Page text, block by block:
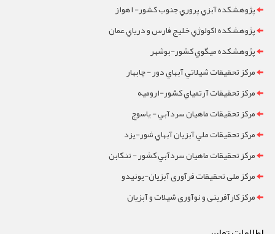
پژوهشکده آبزي پروري جنوب کشور- اهواز
پژوهشکده اکولوژي خليج فارس و درياي عمان
پژوهشکده ميگوي کشور-بوشهر
مرکز تحقيقات شيلاتي آبهاي دور - چابهار
مرکز تحقيقات آرتمياي کشور-ارومیه
مرکز تحقيقات ماهيان سردآبي - ياسوج
مرکز تحقيقات ملي آبزيان آبهاي شور-یزد
مرکز تحقيقات ماهيان سردآبي کشور - تنکابن
مرکز ملی تحقیقات فرآوری آبزیان-یونیدو
مرکز کارآفرینی و نوآوری شیلات و آبزیان